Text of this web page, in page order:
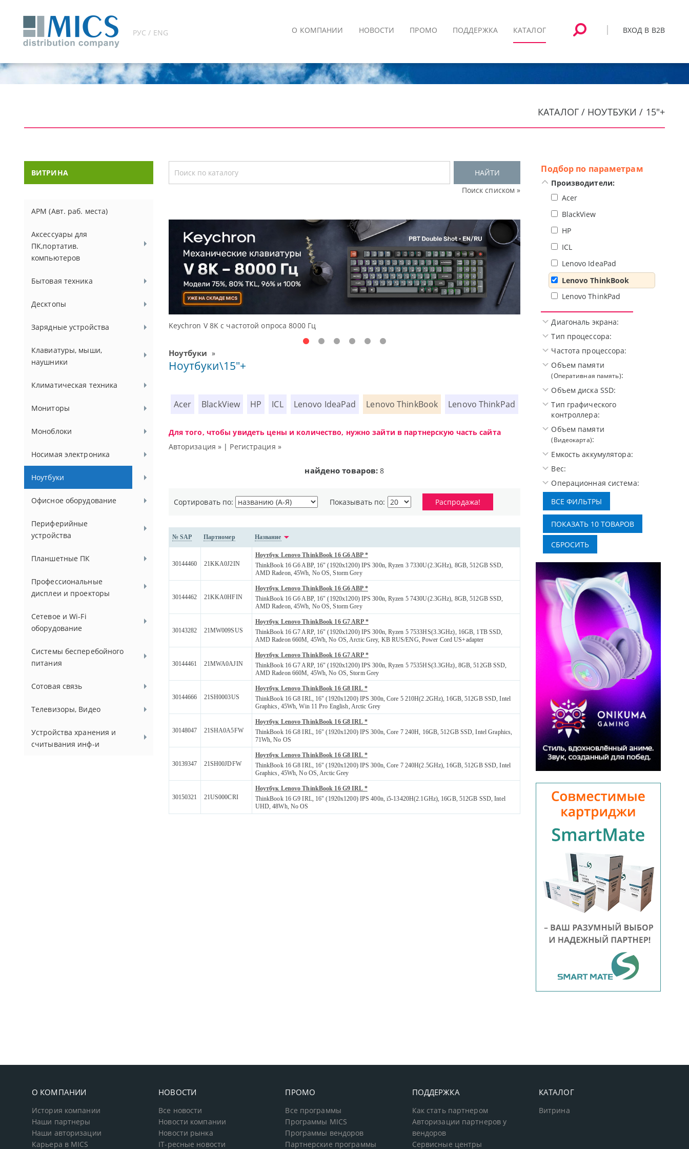
РУС / ENG ВХОД В B2B
О КОМПАНИИ НОВОСТИ ПРОМО ПОДДЕРЖКА КАТАЛОГ
КАТАЛОГ / НОУТБУКИ / 15"+
ВИТРИНА
АРМ (Авт. раб. места)
Аксессуары для
ПК,портатив.
компьютеров
Бытовая техника
Десктопы
Зарядные устройства
Клавиатуры, мыши,
наушники
Климатическая техника
Мониторы
Моноблоки
Носимая электроника
Ноутбуки
Офисное оборудование
Периферийные
устройства
Планшетные ПК
Профессиональные
дисплеи и проекторы
Сетевое и Wi-Fi
оборудование
Системы бесперебойного
питания
Сотовая связь
Телевизоры, Видео
Устройства хранения и
считывания инф-и
НАЙТИ
Поиск списком »
Keychron V 8K с частотой опроса 8000 Гц Доступные решения начального уровня,
Ноутбуки »
Ноутбуки\15"+
Acer BlackView HP ICL Lenovo IdeaPad Lenovo ThinkBook Lenovo ThinkPad
Для того, чтобы увидеть цены и количество, нужно зайти в партнерскую часть сайта
Авторизация » | Регистрация »
найдено товаров: 8
Сортировать по: Показывать по: Распродажа!
№ SAP Партномер Название
30144460 21KKA0J2IN
Ноутбук Lenovo ThinkBook 16 G6 ABP *
ThinkBook 16 G6 ABP, 16" (1920x1200) IPS 300n, Ryzen 3 7330U(2.3GHz), 8GB, 512GB SSD,
AMD Radeon, 45Wh, No OS, Storm Grey
30144462 21KKA0HFIN
Ноутбук Lenovo ThinkBook 16 G6 ABP *
ThinkBook 16 G6 ABP, 16" (1920x1200) IPS 300n, Ryzen 5 7430U(2.3GHz), 8GB, 512GB SSD,
AMD Radeon, 45Wh, No OS, Storm Grey
30143282 21MW009SUS
Ноутбук Lenovo ThinkBook 16 G7 ARP *
ThinkBook 16 G7 ARP, 16" (1920x1200) IPS 300n, Ryzen 5 7533HS(3.3GHz), 16GB, 1TB SSD,
AMD Radeon 660M, 45Wh, No OS, Arctic Grey, KB RUS/ENG, Power Cord US+adapter
30144461 21MWA0AJIN
Ноутбук Lenovo ThinkBook 16 G7 ARP *
ThinkBook 16 G7 ARP, 16" (1920x1200) IPS 300n, Ryzen 5 7535HS(3.3GHz), 8GB, 512GB SSD,
AMD Radeon 660M, 45Wh, No OS, Storm Grey
30144666 21SH0003US
Ноутбук Lenovo ThinkBook 16 G8 IRL *
ThinkBook 16 G8 IRL, 16" (1920x1200) IPS 300n, Core 5 210H(2.2GHz), 16GB, 512GB SSD, Intel
Graphics, 45Wh, Win 11 Pro English, Arctic Grey
30148047 21SHA0A5FW
Ноутбук Lenovo ThinkBook 16 G8 IRL *
ThinkBook 16 G8 IRL, 16" (1920x1200) IPS 300n, Core 7 240H, 16GB, 512GB SSD, Intel Graphics,
71Wh, No OS
30139347 21SH00JDFW
Ноутбук Lenovo ThinkBook 16 G8 IRL *
ThinkBook 16 G8 IRL, 16" (1920x1200) IPS 300n, Core 7 240H(2.5GHz), 16GB, 512GB SSD, Intel
Graphics, 45Wh, No OS, Arctic Grey
30150321 21US000CRI
Ноутбук Lenovo ThinkBook 16 G9 IRL *
ThinkBook 16 G9 IRL, 16" (1920x1200) IPS 400n, i5-13420H(2.1GHz), 16GB, 512GB SSD, Intel
UHD, 48Wh, No OS
Подбор по параметрам
Производители:
Acer
BlackView
HP
ICL
Lenovo IdeaPad
Lenovo ThinkBook
Lenovo ThinkPad
Диагональ экрана:
Тип процессора:
Частота процессора:
Объем памяти
(Оперативная память):
Объем диска SSD:
Тип графического
контроллера:
Объем памяти
(Видеокарта):
Емкость аккумулятора:
Вес:
Операционная система:
О КОМПАНИИ
История компании
Наши партнеры
Наши авторизации
Карьера в MICS
НОВОСТИ
Все новости
Новости компании
Новости рынка
IT-ресные новости
ПРОМО
Все программы
Программы MICS
Программы вендоров
Партнерские программы
ПОДДЕРЖКА
Как стать партнером
Авторизации партнеров у
вендоров
Сервисные центры
КАТАЛОГ
Витрина